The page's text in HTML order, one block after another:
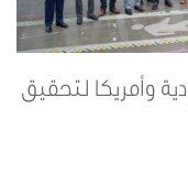
وأمريكا لتحقيق